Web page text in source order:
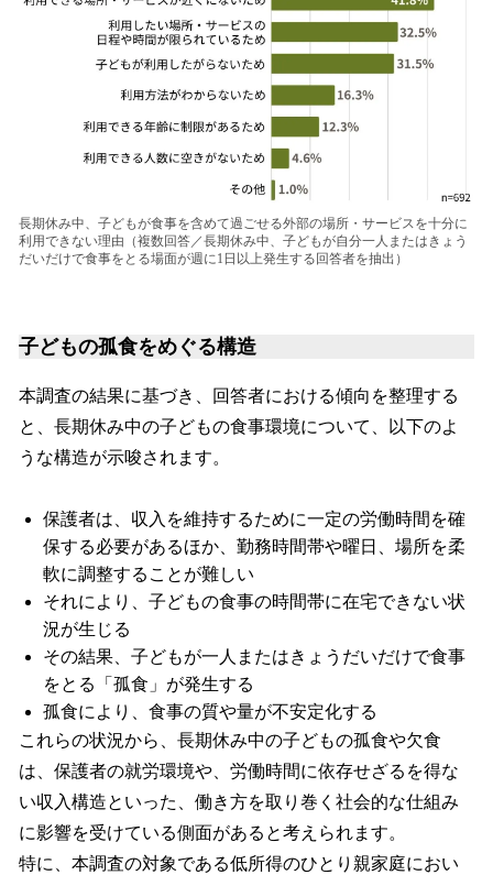
長期休み中、子どもが食事を含めて過ごせる外部の場所・サービスを十分に
利用できない理由（複数回答／長期休み中、子どもが自分一人またはきょう
だいだけで食事をとる場面が週に1日以上発生する回答者を抽出）
子どもの孤食をめぐる構造
本調査の結果に基づき、回答者における傾向を整理する
と、長期休み中の子どもの食事環境について、以下のよ
うな構造が示唆されます。
保護者は、収入を維持するために一定の労働時間を確
保する必要があるほか、勤務時間帯や曜日、場所を柔
軟に調整することが難しい
それにより、子どもの食事の時間帯に在宅できない状
況が生じる
その結果、子どもが一人またはきょうだいだけで食事
をとる「孤食」が発生する
孤食により、食事の質や量が不安定化する
これらの状況から、長期休み中の子どもの孤食や欠食
は、保護者の就労環境や、労働時間に依存せざるを得な
い収入構造といった、働き方を取り巻く社会的な仕組み
に影響を受けている側面があると考えられます。
特に、本調査の対象である低所得のひとり親家庭におい